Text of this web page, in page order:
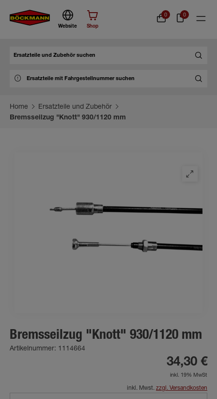
Website Shop
0 0
Home
Ersatzteile und Zubehör
Bremsseilzug "Knott" 930/1120 mm
Bremsseilzug "Knott" 930/1120 mm
Artikelnummer: 1114664
34,30 €
inkl. 19% MwSt
inkl. Mwst. zzgl. Versandkosten